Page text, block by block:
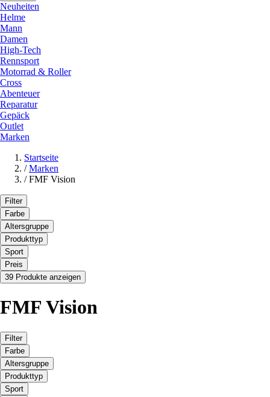
Neuheiten
Helme
Mann
Damen
High-Tech
Rennsport
Motorrad & Roller
Cross
Abenteuer
Reparatur
Gepäck
Outlet
Marken
Startseite
/ Marken
/ FMF Vision
Filter
Farbe
Altersgruppe
Produkttyp
Sport
Preis
39 Produkte anzeigen
FMF Vision
Filter
Farbe
Altersgruppe
Produkttyp
Sport